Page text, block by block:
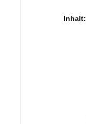
Inhalt: